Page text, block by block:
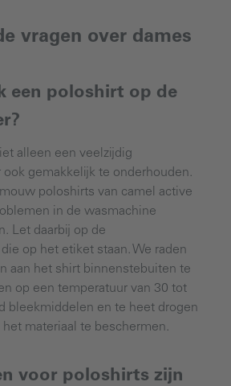
vragen over dames
een poloshirt op de
alleen een veelzijdig
ook gemakkelijk te onderhouden.
poloshirts van camel active
in de wasmachine
Let daarbij op de
op het etiket staan. We raden
aan het shirt binnenstebuiten te
op een temperatuur van 30 tot
bleekmiddelen en te heet drogen
materiaal te beschermen.
voor poloshirts zijn